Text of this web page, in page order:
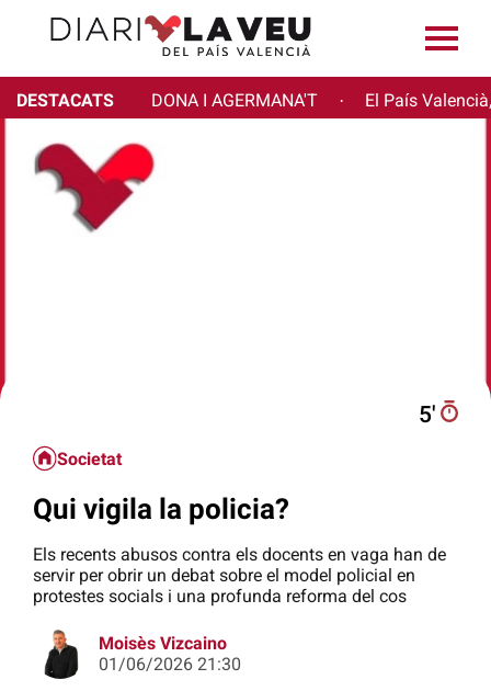
DESTACATS DONA I AGERMANA'T · El País
5′
Societat
Qui vigila la policia?
Els recents abusos contra els docents en vaga han de
servir per obrir un debat sobre el model policial en
protestes socials i una profunda reforma del cos
Moisès Vizcaino
01/06/2026 21:30